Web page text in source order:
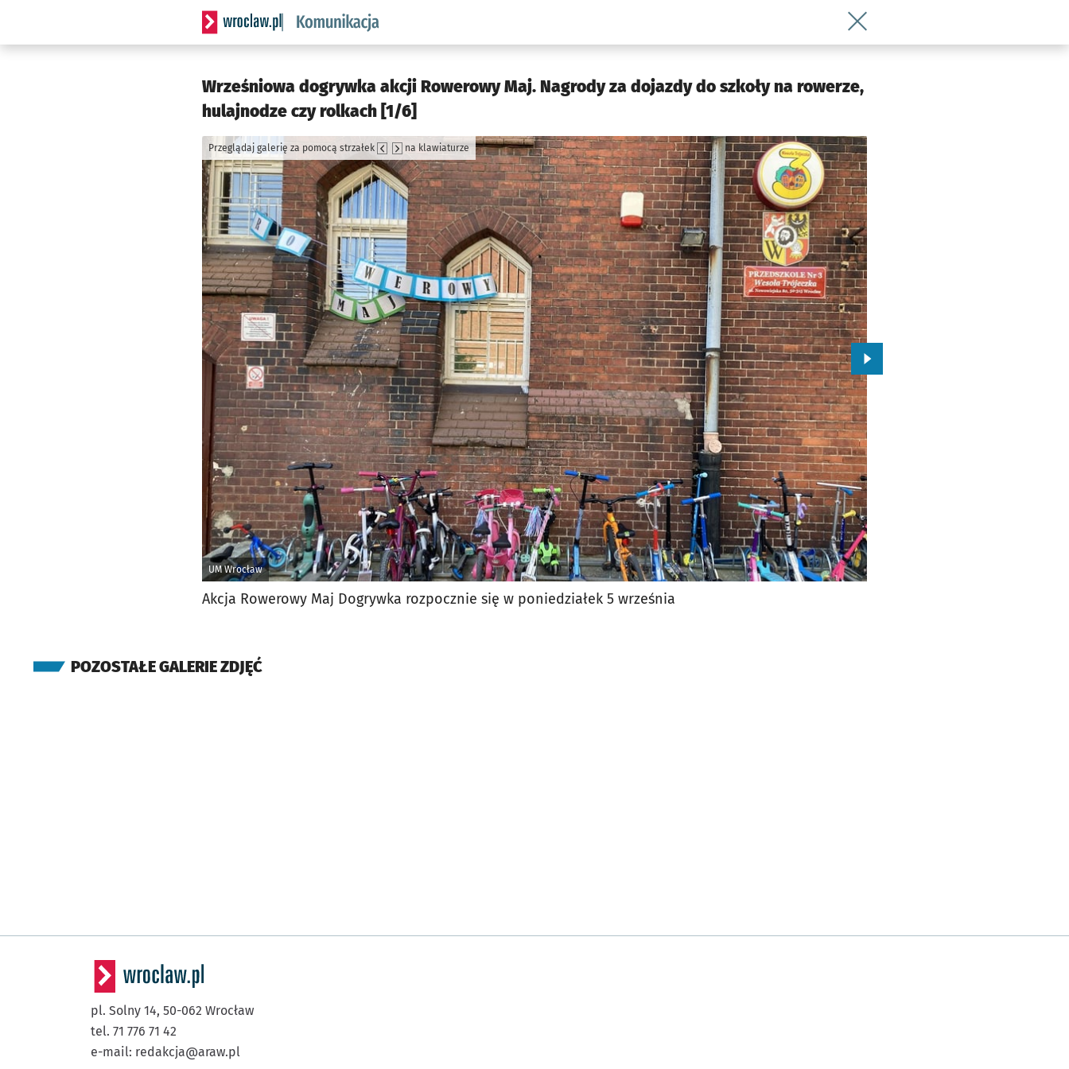
Serwis informacyjny wroclaw.pl podserwis: Komunikacja
Wróć do artykułu Wrześniowa
Wrześniowa dogrywka akcji Rowerowy Maj. Nagrody za dojazdy do szkoły na rowerze,
hulajnodze czy rolkach [1/6]
UM Wrocław
Przeglądaj galerię za pomocą strzałek na klawiaturze
Przejdź do kolejnego zdjęcia.
Akcja Rowerowy Maj Dogrywka rozpocznie się w poniedziałek 5 września
POZOSTAŁE GALERIE ZDJĘĆ
pl. Solny 14, 50-062 Wrocław
tel. 71 776 71 42
e-mail: redakcja@araw.pl